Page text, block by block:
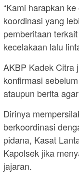
“Kami harapkan
koordinasi yang
pemberitaan
kecelakaan lalu
AKBP Kadek Citra
konfirmasi
ataupun berita
Dirinya
berkoordinasi
pidana, Kasat
Kapolsek jika
jajaran.